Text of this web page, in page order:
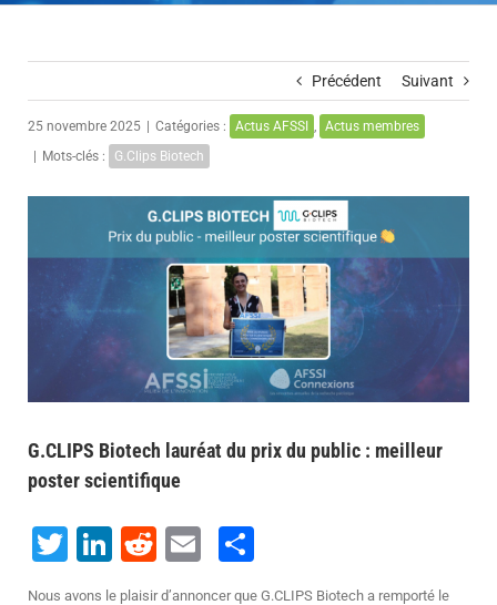
Précédent Suivant
25 novembre 2025 Catégories : Actus AFSSI , Actus membres
Mots-clés : G.Clips Biotech
G.CLIPS Biotech lauréat du prix du public : meilleur
poster scientifique
Twitter
LinkedIn
Reddit
Email
Nous avons le plaisir d’annoncer que G.CLIPS Biotech a remporté le